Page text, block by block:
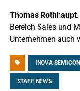
Thomas Rothhaupt
Bereich Sales und
Unternehmen auch
INOVA
STAFF NEWS